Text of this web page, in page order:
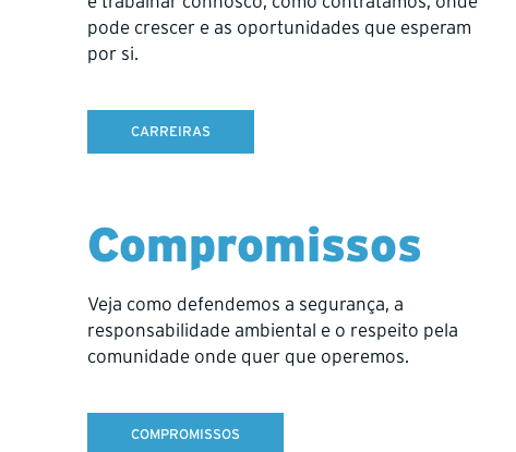
pode crescer e as oportunidades que esperam
por si.
CARREIRAS
Compromissos
Veja como defendemos a segurança, a
responsabilidade ambiental e o respeito pela
comunidade onde quer que operemos.
COMPROMISSOS
Long-term partnerships.
development teams in South Dakota,
Alaska, and beyond, bringing the
define Hy-Tech worldwide.
critical
mineral